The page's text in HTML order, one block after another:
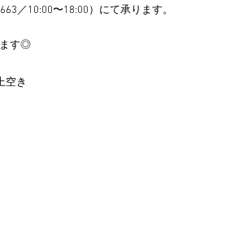
／10:00〜18:00）にて承ります。
ます◎
空き